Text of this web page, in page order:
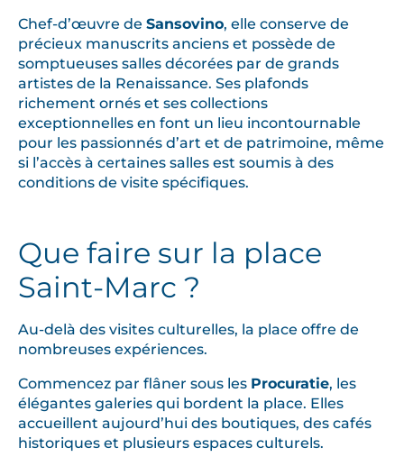
Chef-d’œuvre de Sansovino, elle conserve de
précieux manuscrits anciens et possède de
somptueuses salles décorées par de grands
artistes de la Renaissance. Ses plafonds
richement ornés et ses collections
exceptionnelles en font un lieu incontournable
pour les passionnés d’art et de patrimoine, même
si l’accès à certaines salles est soumis à des
conditions de visite spécifiques.
Que faire sur la place
Saint-Marc ?
Au-delà des visites culturelles, la place offre de
nombreuses expériences.
Commencez par flâner sous les Procuratie, les
élégantes galeries qui bordent la place. Elles
accueillent aujourd’hui des boutiques, des cafés
historiques et plusieurs espaces culturels.